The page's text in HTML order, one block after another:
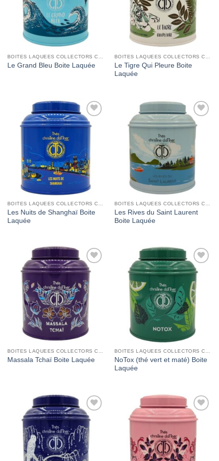
Le Grand Bleu Boite Laquée
Le Tigre Qui Pleure Boite
Laquée
Add to
Wishlist
BOITES LAQUEES COLLECTORS CHRISTINE DATTNER
Les Nuits de Shanghaï Boite
Laquée
Add to
Wishlist
BOITES LAQUEES COLLECTORS CHRISTINE DATTNER
Les Rives du Saint Laurent
Boite Laquée
Add to
Massala Tchaï Boite Laquée
Add to
NoTox (thé vert et maté) Boite
Laquée
Add to
Wishlist
Add to
Wishlist